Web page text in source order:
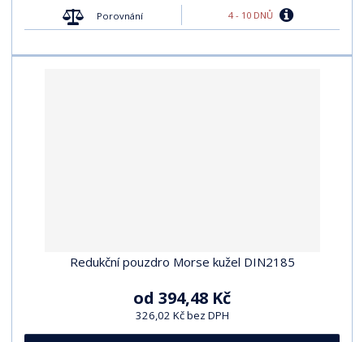
Porovnání 4 - 10 DNŮ
Redukční pouzdro Morse kužel DIN2185
od 394,48 Kč
326,02 Kč bez DPH